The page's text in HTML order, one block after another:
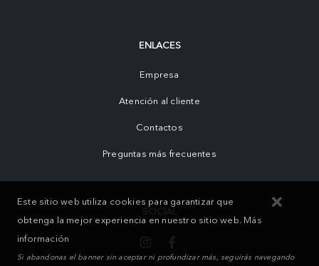
ENLACES
Empresa
Atención al cliente
Contactos
Preguntas más frecuentes
Este sitio web utiliza cookies para garantizar que
obtenga la mejor experiencia en nuestro sitio web. Más
información
Si abandonas el banner sin aceptar ni profundizar más, seguirás navegando